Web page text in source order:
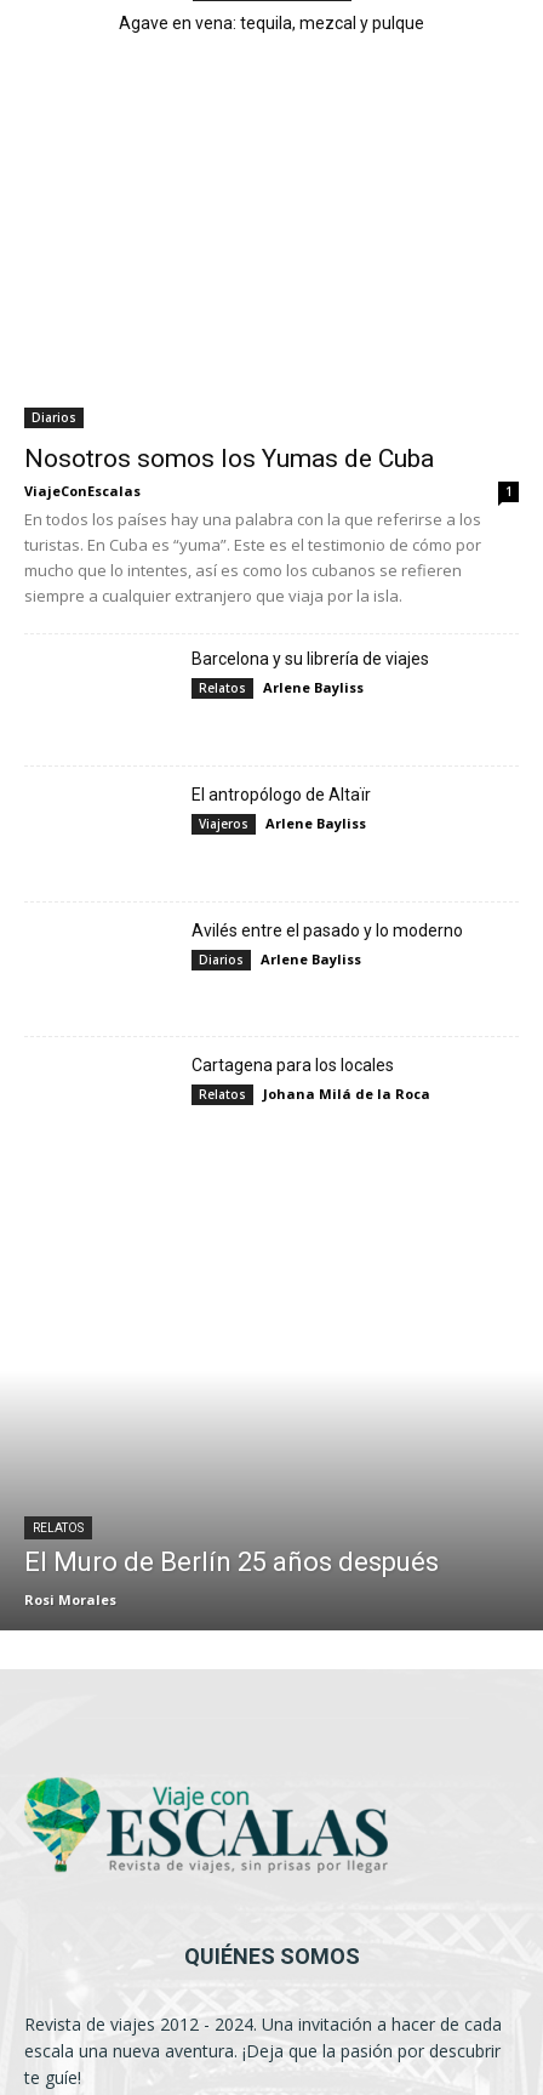
Agave en vena: tequila, mezcal y pulque
Diarios
Nosotros somos los Yumas de Cuba
ViajeConEscalas 1
En todos los países hay una palabra con la que referirse a los
turistas. En Cuba es “yuma”. Este es el testimonio de cómo por
mucho que lo intentes, así es como los cubanos se refieren
siempre a cualquier extranjero que viaja por la isla.
Barcelona y su librería de viajes
Relatos Arlene Bayliss
El antropólogo de Altaïr
Viajeros Arlene Bayliss
Avilés entre el pasado y lo moderno
Diarios Arlene Bayliss
Cartagena para los locales
Relatos Johana Milá de la Roca
RELATOS
El Muro de Berlín 25 años después
Rosi Morales
QUIÉNES SOMOS
Revista de viajes 2012 - 2024. Una invitación a hacer de cada
escala una nueva aventura. ¡Deja que la pasión por descubrir
te guíe!